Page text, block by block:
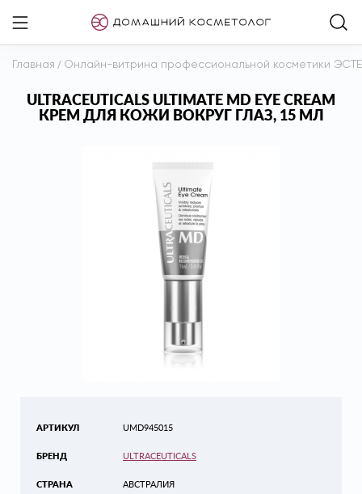
Главная / Онлайн-витрина профессиональной косметики
ULTRACEUTICALS ULTIMATE MD EYE CREAM
КРЕМ ДЛЯ КОЖИ ВОКРУГ ГЛАЗ, 15 МЛ
АРТИКУЛ
БРЕНД
СТРАНА
UMD945015
ULTRACEUTICALS
АВСТРАЛИЯ